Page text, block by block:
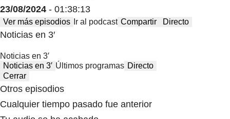
23/08/2024 - 01:38:13
Ver más episodios Ir al podcast Compartir Directo
Noticias en 3′
Noticias en 3′
Noticias en 3′ Últimos programas Directo
Cerrar
Otros episodios
Cualquier tiempo pasado fue anterior